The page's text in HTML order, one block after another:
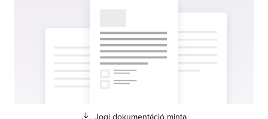
Jogi dokumentáció minta